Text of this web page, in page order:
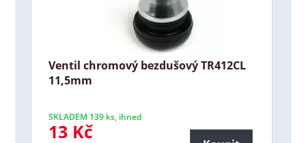
Ventil chromový bezdušový TR412CL
11,5mm
SKLADEM 139 ks, ihned
13 Kč